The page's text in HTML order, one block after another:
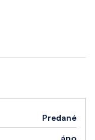
Predané